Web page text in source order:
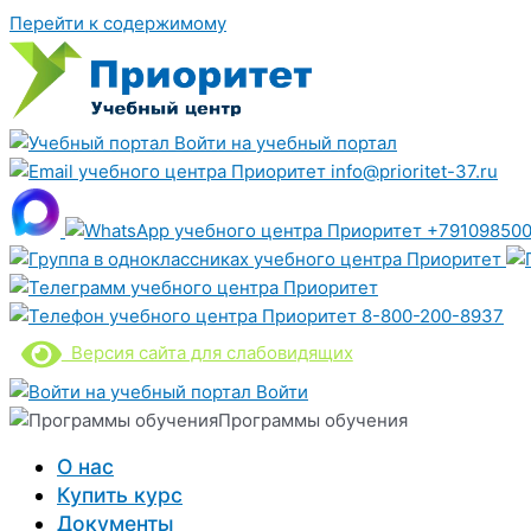
Перейти к содержимому
Войти на учебный портал
info@prioritet-37.ru
8-800-200-8937
Версия сайта для слабовидящих
Войти
Программы обучения
О нас
Купить курс
Документы